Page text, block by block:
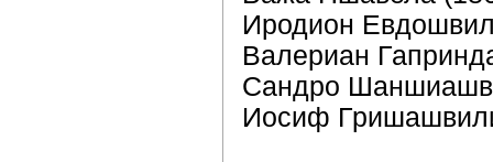
Иродион
Валериан
Сандро
Иосиф